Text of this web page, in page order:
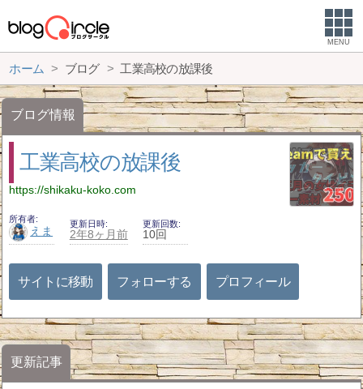
MENU
ホーム ブログ 工業高校の放課後
ブログ情報
工業高校の放課後
https://shikaku-koko.com
所有者
えま
更新日時
2年8ヶ月前
更新回数
10回
サイトに移動 フォローする プロフィール
更新記事